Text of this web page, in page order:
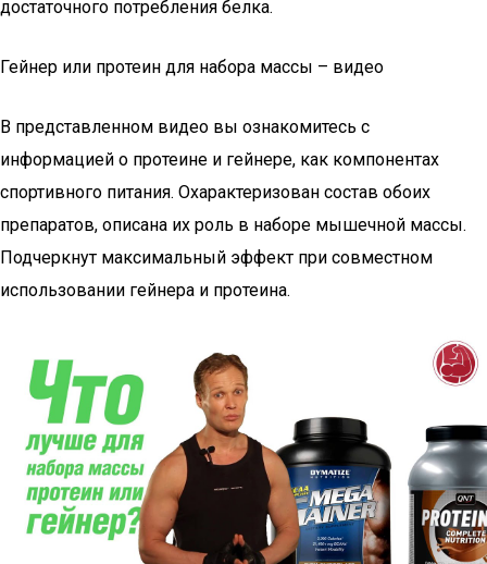
достаточного потребления белка.
Гейнер или протеин для набора массы – видео
В представленном видео вы ознакомитесь с
информацией о протеине и гейнере, как компонентах
спортивного питания. Охарактеризован состав обоих
препаратов, описана их роль в наборе мышечной массы.
Подчеркнут максимальный эффект при совместном
использовании гейнера и протеина.